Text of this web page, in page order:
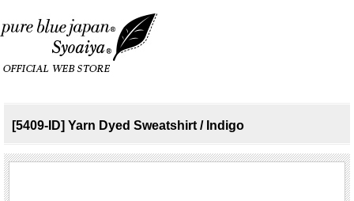
[5409-ID] Yarn Dyed Sweatshirt / Indigo